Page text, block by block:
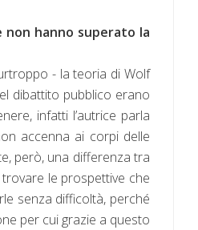
non hanno superato la
- la teoria di Wolf
dibattito pubblico erano
infatti l’autrice parla
accenna ai corpi delle
però, una differenza tra
le prospettive che
senza difficoltà, perché
per cui grazie a questo